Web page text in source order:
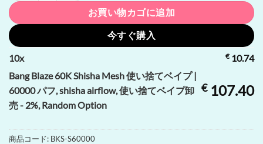
お買い物カゴに追加
今すぐ購入
10x €10.74
Bang Blaze 60K Shisha Mesh 使い捨てベイプ |
60000 パフ, shisha airflow, 使い捨てベイプ卸
売 - 2%, Random Option
€107.40
商品コード: BKS-S60000